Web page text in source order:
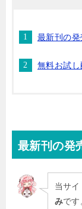
最新刊の発
無料お試し
最新刊の発
当サイ
みです